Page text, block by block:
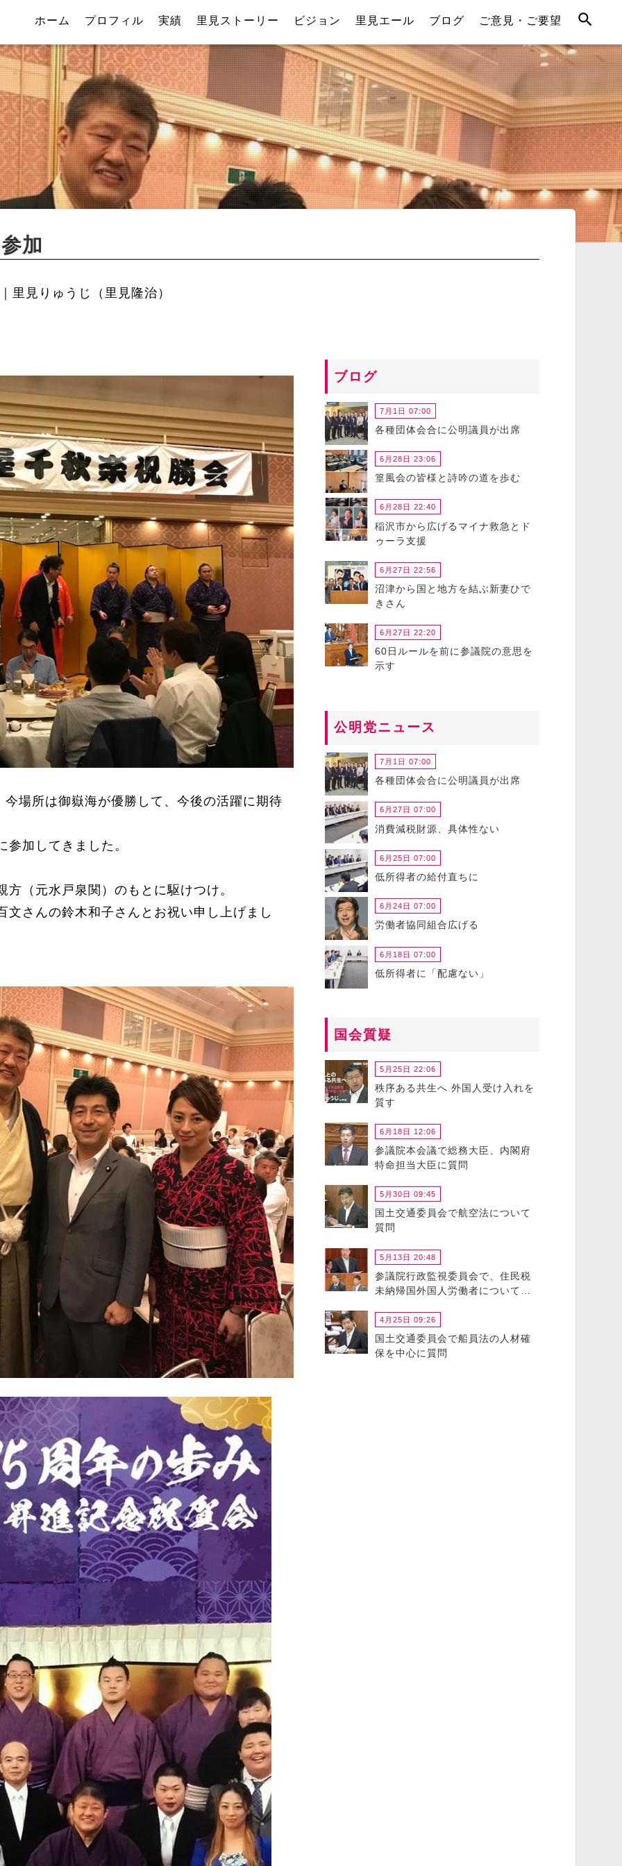
ホーム プロフィル 実績 里見ストーリー ビジョン 里見エール ブログ ご意見・ご要望
加
里見りゅうじ（里見隆治）
場所は御嶽海が優勝して、今後の活躍に期待
加してきました。
（元水戸泉関）のもとに駆けつけ。
さんの鈴木和子さんとお祝い申し上げまし
ブログ
7月1日 07:00
各種団体会合に公明議員が出席
6月28日 23:06
篁風会の皆様と詩吟の道を歩む
6月28日 22:40
稲沢市から広げるマイナ救急とド
ゥーラ支援
6月27日 22:56
沼津から国と地方を結ぶ新妻ひで
きさん
6月27日 22:20
60日ルールを前に参議院の意思を
示す
公明党ニュース
7月1日 07:00
各種団体会合に公明議員が出席
6月27日 07:00
消費減税財源、具体性ない
6月25日 07:00
低所得者の給付直ちに
6月24日 07:00
労働者協同組合広げる
6月18日 07:00
低所得者に「配慮ない」
国会質疑
5月25日 22:06
秩序ある共生へ 外国人受け入れを
質す
6月18日 12:06
参議院本会議で総務大臣、内閣府
特命担当大臣に質問
5月30日 09:45
国土交通委員会で航空法について
質問
5月13日 20:48
参議院行政監視委員会で、住民税
未納帰国外国人労働者について政
4月25日 09:26
国土交通委員会で船員法の人材確
保を中心に質問